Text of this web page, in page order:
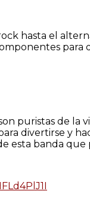
hasta el
para
puristas de la
divertirse y
esta banda